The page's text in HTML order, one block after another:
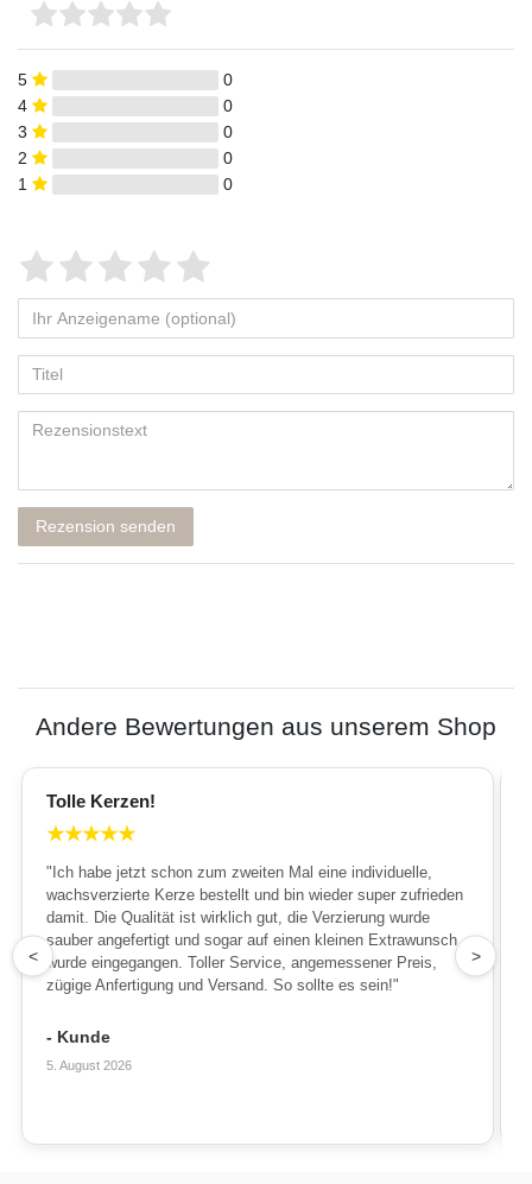
5
0
4
0
3
0
2
0
1
0
Rezension senden
Andere Bewertungen aus unserem Shop
Tolle Kerzen!
★★★★★
"Ich habe jetzt schon zum zweiten Mal eine individuelle,
wachsverzierte Kerze bestellt und bin wieder super zufrieden
damit. Die Qualität ist wirklich gut, die Verzierung wurde
sauber angefertigt und sogar auf einen kleinen Extrawunsch
wurde eingegangen. Toller Service, angemessener Preis,
zügige Anfertigung und Versand. So sollte es sein!"
- Kunde
5. August 2026
< >